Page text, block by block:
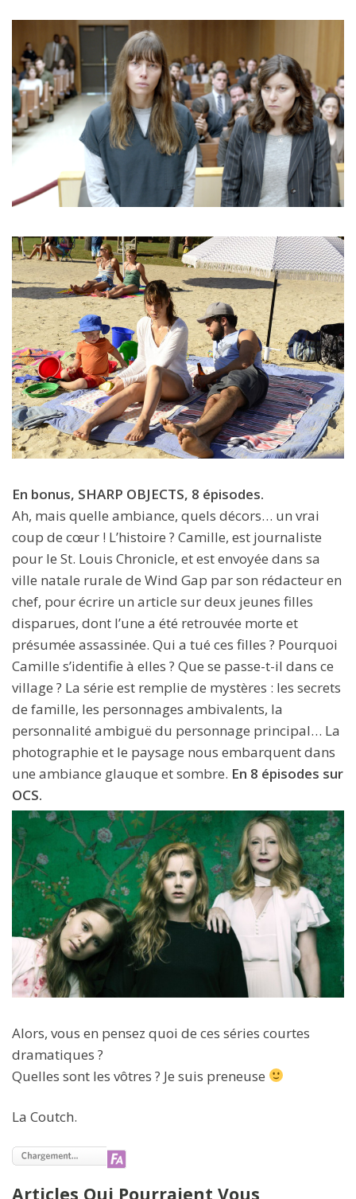
En bonus, SHARP OBJECTS, 8 épisodes.
Ah, mais quelle ambiance, quels décors… un vrai
coup de cœur ! L’histoire ? Camille, est journaliste
pour le St. Louis Chronicle, et est envoyée dans sa
ville natale rurale de Wind Gap par son rédacteur en
chef, pour écrire un article sur deux jeunes filles
disparues, dont l’une a été retrouvée morte et
présumée assassinée. Qui a tué ces filles ? Pourquoi
Camille s’identifie à elles ? Que se passe-t-il dans ce
village ? La série est remplie de mystères : les secrets
de famille, les personnages ambivalents, la
personnalité ambiguë du personnage principal… La
photographie et le paysage nous embarquent dans
une ambiance glauque et sombre. En 8 épisodes sur
OCS.
Alors, vous en pensez quoi de ces séries courtes
dramatiques ?
Quelles sont les vôtres ? Je suis preneuse
La Coutch.
Articles Qui Pourraient Vous